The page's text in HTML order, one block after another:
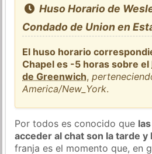
Huso Horario de
Condado de Union en
El huso horario
Chapel es -5 horas sobre el
de Greenwich,
America/New_York.
Por todos es conocido que
acceder al chat son la tarde y
franja es el momento que, en